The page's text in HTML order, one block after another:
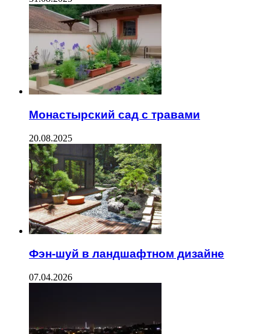
Монастырский сад с травами
20.08.2025
Фэн-шуй в ландшафтном дизайне
07.04.2026